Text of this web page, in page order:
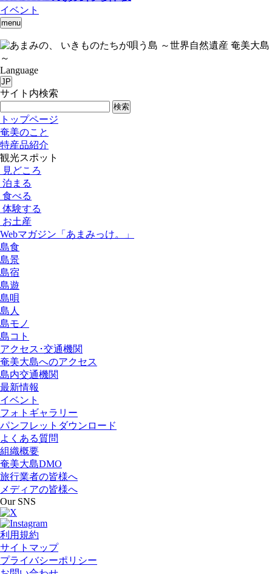
イベント
menu
いきものたちが唄う島 ～世界自然遺産 奄美大島
～
Language
JP
サイト内検索
検索
トップページ
奄美のこと
特産品紹介
観光スポット
見どころ
泊まる
食べる
体験する
お土産
Webマガジン「あまみっけ。」
島食
島景
島宿
島遊
島唄
島人
島モノ
島コト
アクセス･交通機関
奄美大島へのアクセス
島内交通機関
最新情報
イベント
フォトギャラリー
パンフレットダウンロード
よくある質問
組織概要
奄美大島DMO
旅行業者の皆様へ
メディアの皆様へ
Our SNS
利用規約
サイトマップ
プライバシーポリシー